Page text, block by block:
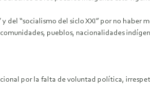
del “socialismo del siclo XXI” por no
pueblos, nacionalidades
por la falta de voluntad política,